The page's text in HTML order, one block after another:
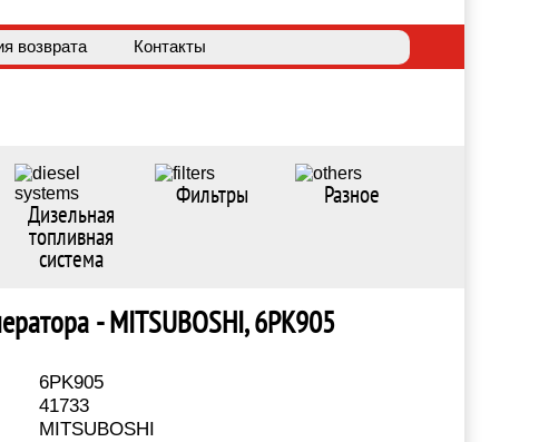
возврата Контакты
Дизельная
топливная
система
Фильтры Разное
- MITSUBOSHI, 6PK905
6PK905
41733
MITSUBOSHI